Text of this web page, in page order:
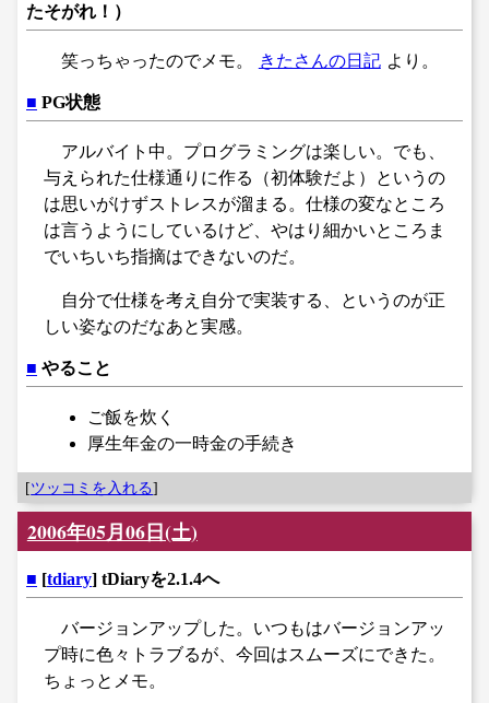
たそがれ！）
笑っちゃったのでメモ。 きたさんの日記 より。
■ PG状態
アルバイト中。プログラミングは楽しい。でも、
与えられた仕様通りに作る（初体験だよ）というの
は思いがけずストレスが溜まる。仕様の変なところ
は言うようにしているけど、やはり細かいところま
でいちいち指摘はできないのだ。
自分で仕様を考え自分で実装する、というのが正
しい姿なのだなあと実感。
■ やること
ご飯を炊く
厚生年金の一時金の手続き
[ツッコミを入れる]
2006年05月06日(土)
■ [tdiary] tDiaryを2.1.4へ
バージョンアップした。いつもはバージョンアッ
プ時に色々トラブるが、今回はスムーズにできた。
ちょっとメモ。